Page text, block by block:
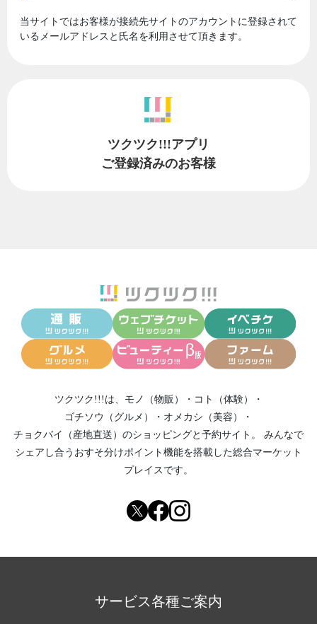
当サイトではお客様が接続先サイトのアカウントに登録されて
いるメールアドレスと氏名を利用させて頂きます。
ツクツク!!!アプリ
ご登録済みのお客様
ツクツク!!!は、 モノ（物販） ・ コト（体験）
・
ゴチソウ（グルメ）
・ オメカシ（美容）
・
チョクバイ（産地直送） のショッピングと予約サイト。
みんなで
シェアし合う おすそ分けポイント機能を搭載した総合マーケット
プレイスです。
サービス各種ご案内